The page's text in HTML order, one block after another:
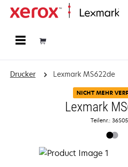
Drucker Lexmark MS622de
NICHT MEHR
Lexmark
Teilenr.: